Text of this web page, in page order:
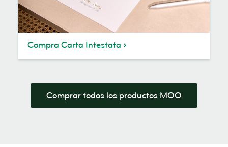
Compra Carta Intestata
Comprar todos los productos MOO